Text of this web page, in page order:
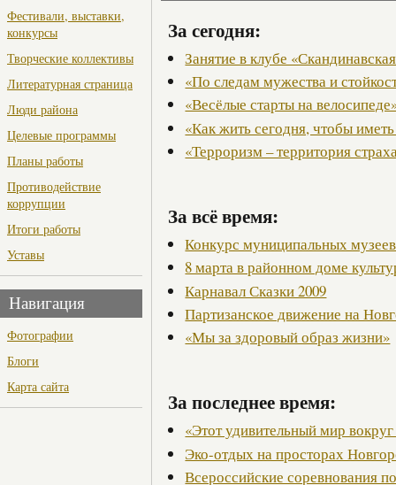
Фестивали, выставки,
конкурсы
Творческие коллективы
Литературная страница
Люди района
Целевые программы
Планы работы
Противодействие
коррупции
Итоги работы
Уставы
Навигация
Фотографии
Блоги
Карта сайта
За сегодня:
Занятие в клубе
«По следам мужества и
«Весёлые старты на
«Как жить сегодня, чтобы
«Терроризм – территория
За всё время:
Конкурс муниципальных музеев
8 марта в районном доме
Карнавал Сказки 2009
Партизанское движение на
«Мы за здоровый образ жизни»
За последнее время:
«Этот удивительный мир
Эко-отдых на просторах
Всероссийские соревнования